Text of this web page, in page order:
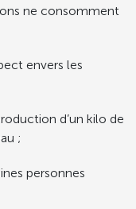
ne consomment
envers les
d’un kilo de
;
personnes